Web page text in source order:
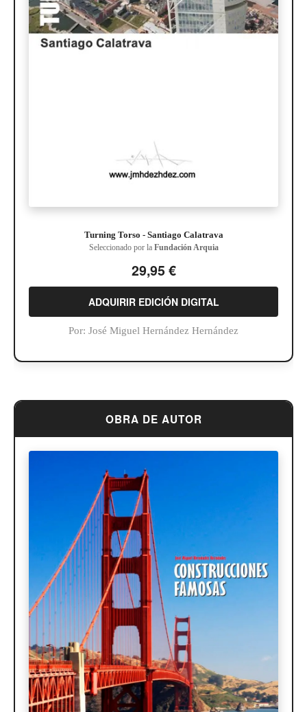
Turning Torso - Santiago Calatrava
Seleccionado por la Fundación Arquia
29,95 €
ADQUIRIR EDICIÓN DIGITAL
Por: José Miguel Hernández Hernández
OBRA DE AUTOR